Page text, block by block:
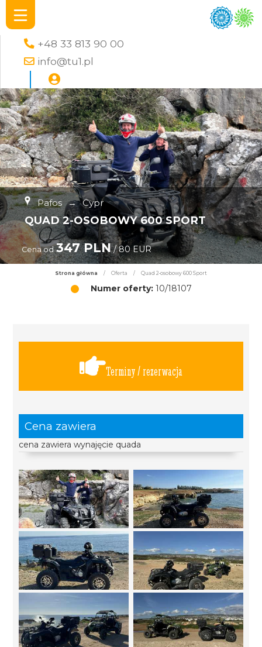
+48 33 813 90 00
info@tu1.pl
Pafos → Cypr
QUAD 2-OSOBOWY 600 SPORT
Cena od 347 PLN/ 80 EUR
Strona główna / Oferta / Quad 2-osobowy 600 Sport
Numer oferty:10/18107
Terminy / rezerwacja
Cena zawiera
cena zawiera wynajęcie quada